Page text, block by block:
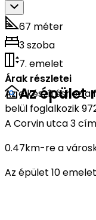
67 méter
3 szoba
7. emelet
Árak részletei
Az elkészítéshez
belül foglalkozik
Az épület
A Corvin utca 3
0.47km-re a
Az épület 10